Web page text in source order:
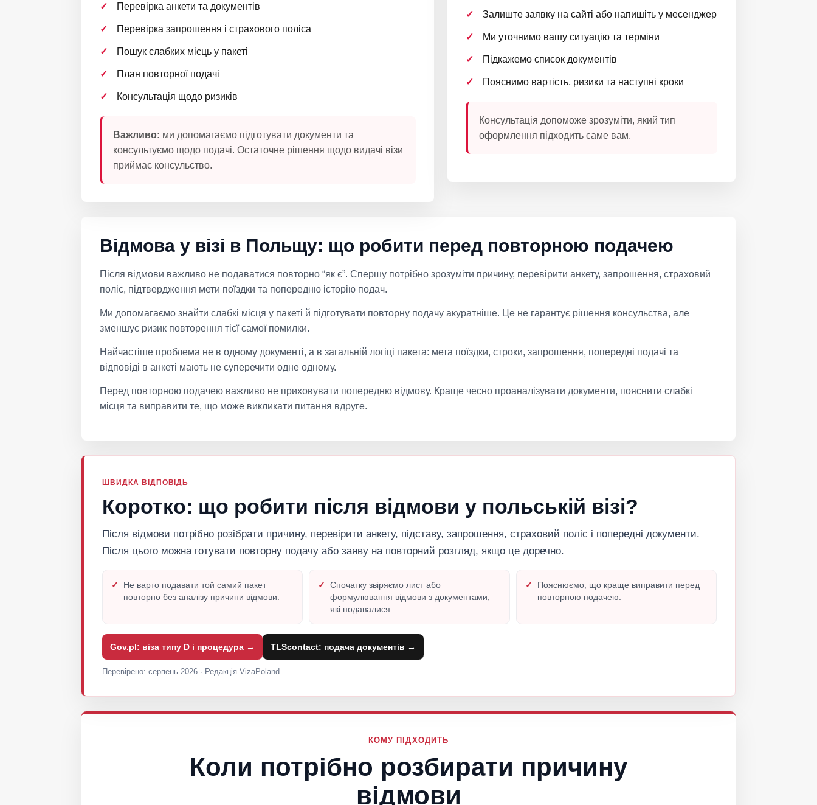
Перевірка анкети та документів
Перевірка запрошення і страхового поліса
Пошук слабких місць у пакеті
План повторної подачі
Консультація щодо ризиків
Важливо: ми допомагаємо підготувати документи та
консультуємо щодо подачі. Остаточне рішення щодо видачі візи
приймає консульство.
Залиште заявку на сайті або напишіть у месенджер
Ми уточнимо вашу ситуацію та терміни
Підкажемо список документів
Пояснимо вартість, ризики та наступні кроки
Консультація допоможе зрозуміти, який тип
оформлення підходить саме вам.
Відмова у візі в Польщу: що робити перед повторною подачею
Після відмови важливо не подаватися повторно “як є”. Спершу потрібно зрозуміти причину, перевірити анкету, запрошення, страховий
поліс, підтвердження мети поїздки та попередню історію подач.
Ми допомагаємо знайти слабкі місця у пакеті й підготувати повторну подачу акуратніше. Це не гарантує рішення консульства, але
зменшує ризик повторення тієї самої помилки.
Найчастіше проблема не в одному документі, а в загальній логіці пакета: мета поїздки, строки, запрошення, попередні подачі та
відповіді в анкеті мають не суперечити одне одному.
Перед повторною подачею важливо не приховувати попередню відмову. Краще чесно проаналізувати документи, пояснити слабкі
місця та виправити те, що може викликати питання вдруге.
ШВИДКА ВІДПОВІДЬ
Коротко: що робити після відмови у польській візі?
Після відмови потрібно розібрати причину, перевірити анкету, підставу, запрошення, страховий поліс і попередні документи.
Після цього можна готувати повторну подачу або заяву на повторний розгляд, якщо це доречно.
Не варто подавати той самий пакет
повторно без аналізу причини відмови.
Спочатку звіряємо лист або
формулювання відмови з документами,
які подавалися.
Пояснюємо, що краще виправити перед
повторною подачею.
Gov.pl: віза типу D і процедура → TLScontact: подача документів →
Перевірено: серпень 2026 · Редакція VizaPoland
КОМУ ПІДХОДИТЬ
Коли потрібно розбирати причину
відмови